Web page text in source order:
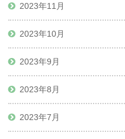
2023年11月
2023年10月
2023年9月
2023年8月
2023年7月